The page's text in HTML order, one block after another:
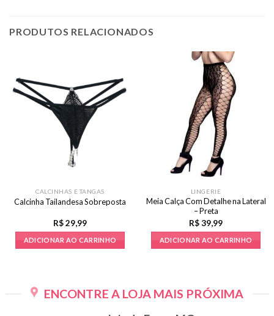
PRODUTOS RELACIONADOS
CALCINHAS E TANGAS
Calcinha Tailandesa Sobreposta
R$29,99
ADICIONAR AO CARRINHO
várias
LINGERIE
Meia Calça Com Detalhe na Lateral
– Preta
R$39,99
ADICIONAR AO CARRINHO
ENCONTRE A LOJA MAIS PRÓXIMA